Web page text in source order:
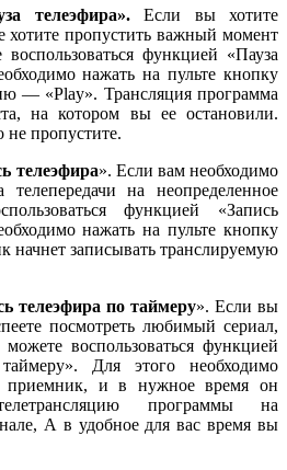
телеэфира».Если вы хотите
хотите пропустить важный момент
функцией «Пауза
нажать на пульте кнопку
— «Play». Трансляция программа
на котором вы ее остановили.
пропустите.
телеэфира». Если вам необходимо
телепередачи на неопределенное
функцией «Запись
нажать на пульте кнопку
начнет записывать транслируемую
телеэфира по таймеру». Если вы
посмотреть любимый сериал,
воспользоваться функцией
Для этого необходимо
приемник, и в нужное время он
программы на
А в удобное для вас время вы